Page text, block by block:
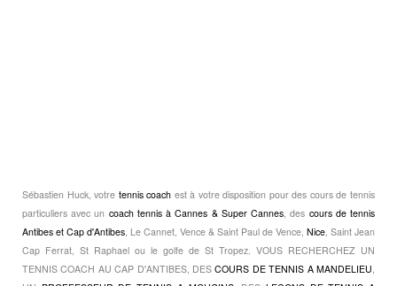
Sébastien Huck, votre tennis coach est à votre disposition pour des cours de tennis
particuliers avec un coach tennis à Cannes & Super Cannes, des cours de tennis
Antibes et Cap d'Antibes, Le Cannet, Vence & Saint Paul de Vence, Nice, Saint Jean
Cap Ferrat, St Raphael ou le golfe de St Tropez. VOUS RECHERCHEZ UN
TENNIS COACH AU CAP D'ANTIBES, DESCOURS DE TENNIS A MANDELIEU,